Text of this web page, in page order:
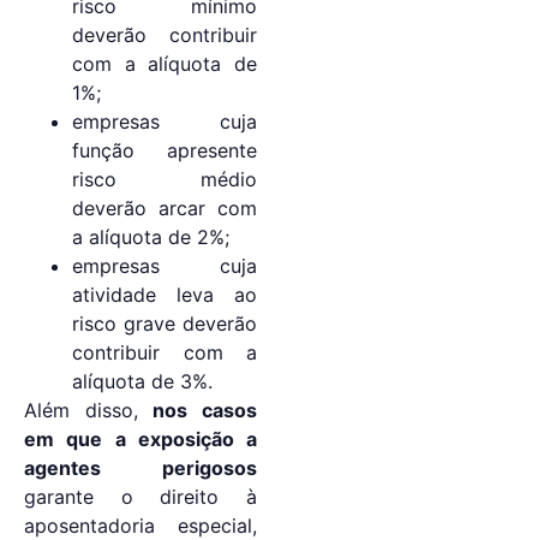
risco mínimo
deverão contribuir
com a alíquota de
1%;
empresas cuja
função apresente
risco médio
deverão arcar com
a alíquota de 2%;
empresas cuja
atividade leva ao
risco grave deverão
contribuir com a
alíquota de 3%.
Além disso, nos casos
em que a exposição a
agentes perigosos
garante o direito à
aposentadoria especial,